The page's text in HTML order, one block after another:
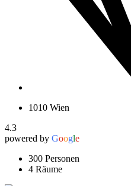
1010 Wien
4.3
powered by Google
300 Personen
4 Räume